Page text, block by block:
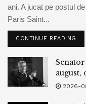
ani. A jucat pe postul
Paris Saint...
CONTINUE READING
2026-